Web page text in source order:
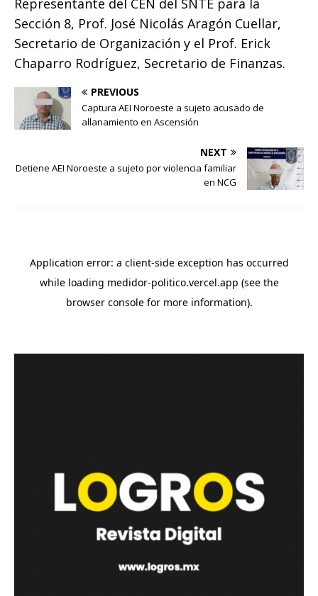
Representante del CEN del SNTE para la
Sección 8, Prof. José Nicolás Aragón Cuellar,
Secretario de Organización y el Prof. Erick
Chaparro Rodríguez, Secretario de Finanzas.
PREVIOUS
Captura AEI Noroeste a sujeto acusado de
allanamiento en Ascensión
NEXT
Detiene AEI Noroeste a sujeto por violencia familiar
en NCG